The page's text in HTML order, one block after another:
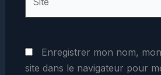
Enregistrer mon nom,
site dans le navigateur pour